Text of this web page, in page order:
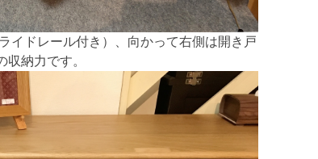
イドレール付き）、向かって右側は開き戸
納力です。